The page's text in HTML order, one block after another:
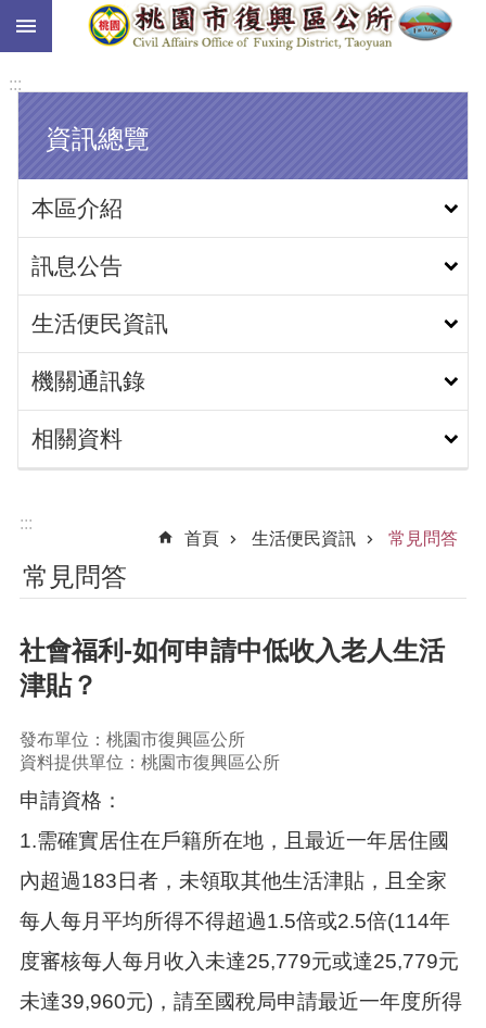
跳到主要內容區塊
:::
資訊總覽
本區介紹
訊息公告
生活便民資訊
機關通訊錄
相關資料
:::
首頁
生活便民資訊 常見問答
常見問答
社會福利-如何申請中低收入老人生活
津貼？
發布單位：桃園市復興區公所
資料提供單位：桃園市復興區公所
申請資格：
1.需確實居住在戶籍所在地，且最近一年居住國
內超過183日者，未領取其他生活津貼，且全家
每人每月平均所得不得超過1.5倍或2.5倍(114年
度審核每人每月收入未達25,779元或達25,779元
未達39,960元)，請至國稅局申請最近一年度所得